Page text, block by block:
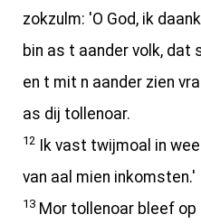
zokzulm: 'O God, ik
bin as t aander volk, dat
en t mit n aander zien
as dij tollenoar.
12
Ik vast twijmoal in
van aal mien inkomsten.'
13 Mor tollenoar bleef